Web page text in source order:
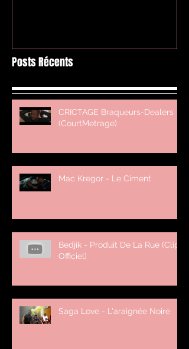
Posts Récents
CRICTAGE Braqueurs-Dealers
(CourtMetrage)
Mac Kregor - Le Ciment
Bedjik - Produit De La Rue (Clip
Officiel)
Saga Love - L'araignée Noire